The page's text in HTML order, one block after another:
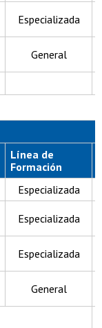
Especializada
General
Línea de
Formación
Especializada
Especializada
Especializada
General